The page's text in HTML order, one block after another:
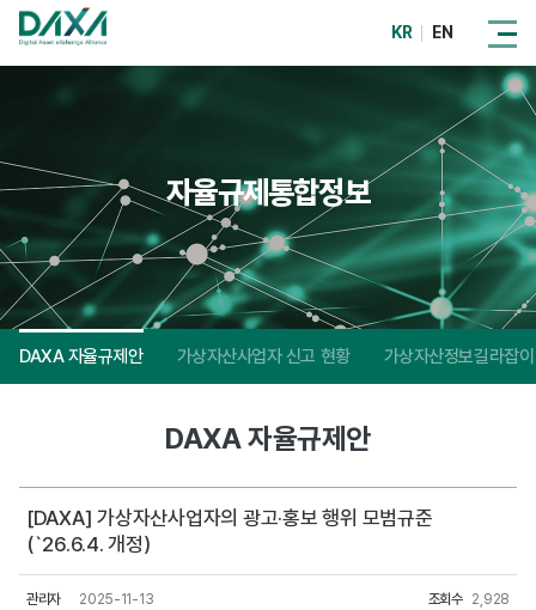
KR EN
자율규제통합정보
DAXA 자율규제안 가상자산사업자 신고 현황 가상자산정보길라잡이
DAXA 자율규제안
[DAXA] 가상자산사업자의 광고·홍보 행위 모범규준
(`26.6.4. 개정)
관리자 2025-11-13 조회수 2,928